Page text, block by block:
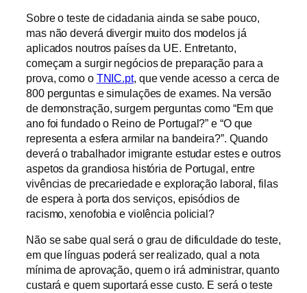
Sobre o teste de cidadania ainda se sabe pouco,
mas não deverá divergir muito dos modelos já
aplicados noutros países da UE. Entretanto,
começam a surgir negócios de preparação para a
prova, como o TNIC.pt, que vende acesso a cerca de
800 perguntas e simulações de exames. Na versão
de demonstração, surgem perguntas como “Em que
ano foi fundado o Reino de Portugal?” e “O que
representa a esfera armilar na bandeira?”. Quando
deverá o trabalhador imigrante estudar estes e outros
aspetos da grandiosa história de Portugal, entre
vivências de precariedade e exploração laboral, filas
de espera à porta dos serviços, episódios de
racismo, xenofobia e violência policial?
Não se sabe qual será o grau de dificuldade do teste,
em que línguas poderá ser realizado, qual a nota
mínima de aprovação, quem o irá administrar, quanto
custará e quem suportará esse custo. E será o teste